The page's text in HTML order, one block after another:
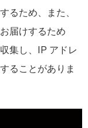
るため、また、
届けするため
集し、IP アドレ
ることがありま